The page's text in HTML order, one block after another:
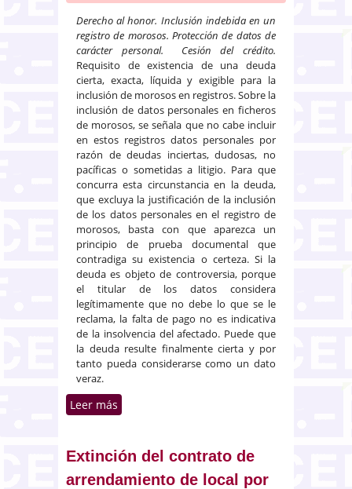
Derecho al honor. Inclusión indebida en un
registro de morosos. Protección de datos de
carácter personal. Cesión del crédito.
Requisito de existencia de una deuda
cierta, exacta, líquida y exigible para la
inclusión de morosos en registros. Sobre la
inclusión de datos personales en ficheros
de morosos, se señala que no cabe incluir
en estos registros datos personales por
razón de deudas inciertas, dudosas, no
pacíficas o sometidas a litigio. Para que
concurra esta circunstancia en la deuda,
que excluya la justificación de la inclusión
de los datos personales en el registro de
morosos, basta con que aparezca un
principio de prueba documental que
contradiga su existencia o certeza. Si la
deuda es objeto de controversia, porque
el titular de los datos considera
legítimamente que no debe lo que se le
reclama, la falta de pago no es indicativa
de la insolvencia del afectado. Puede que
la deuda resulte finalmente cierta y por
tanto pueda considerarse como un dato
veraz.
Leer más
exigible para la inclusión de
morosos en registros
Extinción del contrato de
arrendamiento de local por